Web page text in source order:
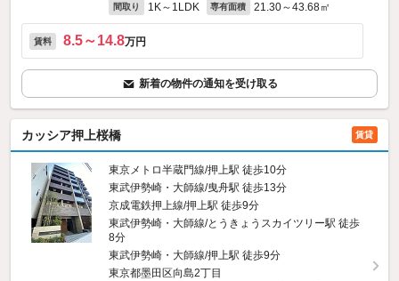
間取り 1K～1LDK 専有面積 21.30～43.68㎡
賃料 8.5～14.8万円
新着の物件の通知を受け取る
カッシア押上桜橋 賃貸
東京メトロ半蔵門線/押上駅 徒歩10分
東武伊勢崎・大師線/曳舟駅 徒歩13分
京成電鉄押上線/押上駅 徒歩9分
東武伊勢崎・大師線/とうきょうスカイツリー駅 徒歩
8分
東武伊勢崎・大師線/押上駅 徒歩9分
東京都墨田区向島2丁目